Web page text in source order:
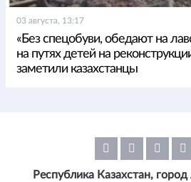
03 августа, 13:17
«Без спецобуви, обедают на
на путях детей на
заметили казахстанцы
Республика Казахстан,